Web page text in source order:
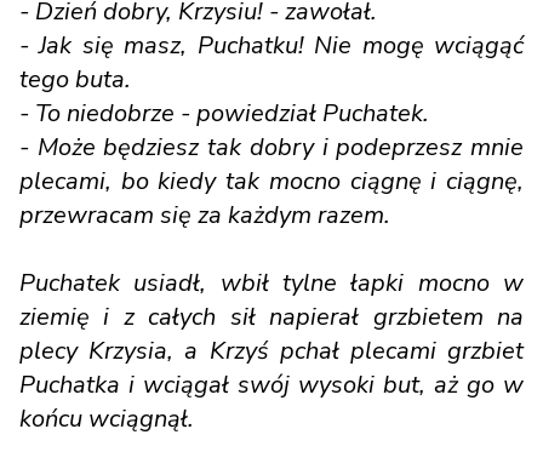
- Dzień dobry, Krzysiu! - zawołał.
- Jak się masz, Puchatku! Nie mogę wciągąć
tego buta.
- To niedobrze - powiedział Puchatek.
- Może będziesz tak dobry i podeprzesz mnie
plecami, bo kiedy tak mocno ciągnę i ciągnę,
przewracam się za każdym razem.
Puchatek usiadł, wbił tylne łapki mocno w
ziemię i z całych sił napierał grzbietem na
plecy Krzysia, a Krzyś pchał plecami grzbiet
Puchatka i wciągał swój wysoki but, aż go w
końcu wciągnął.